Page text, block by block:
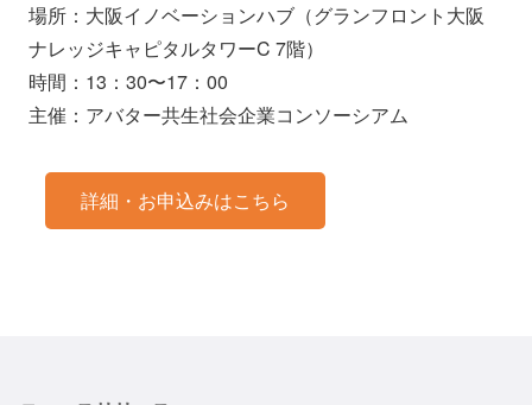
場所：大阪イノベーションハブ（グランフロント大阪
ナレッジキャピタルタワーC 7階）
時間：13：30〜17：00
主催：アバター共生社会企業コンソーシアム
詳細・お申込みはこちら